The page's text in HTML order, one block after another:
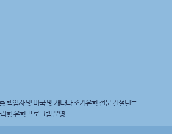
책임자 및 미국 및 캐나다 조기유학 전문 컨설턴트
형 유학 프로그램 운영